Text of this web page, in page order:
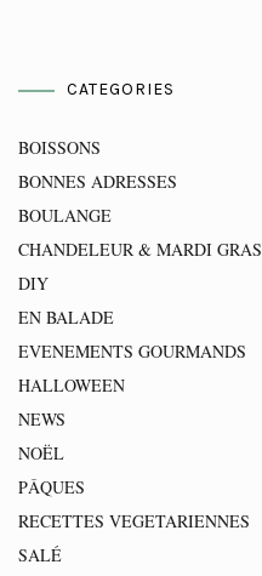
CATEGORIES
BOISSONS
BONNES ADRESSES
BOULANGE
CHANDELEUR & MARDI GRAS
DIY
EN BALADE
EVENEMENTS GOURMANDS
HALLOWEEN
NEWS
NOËL
PÂQUES
RECETTES VEGETARIENNES
SALÉ